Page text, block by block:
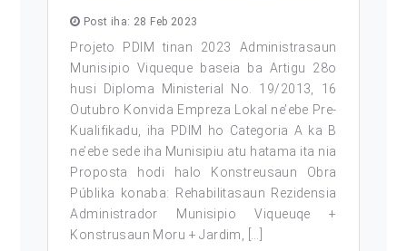
Post iha: 28 Feb 2023
Projeto PDIM tinan 2023 Administrasaun
Munisipio Viqueque baseia ba Artigu 28o
husi Diploma Ministerial No. 19/2013, 16
Outubro Konvida Empreza Lokal ne’ebe Pre-
Kualifikadu, iha PDIM ho Categoria A ka B
ne’ebe sede iha Munisipiu atu hatama ita nia
Proposta hodi halo Konstreusaun Obra
Públika konaba: Rehabilitasaun Rezidensia
Administrador Munisipio Viqueuqe +
Konstrusaun Moru + Jardim, […]